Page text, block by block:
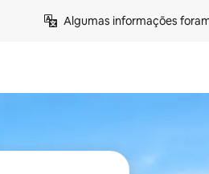
Algumas informações